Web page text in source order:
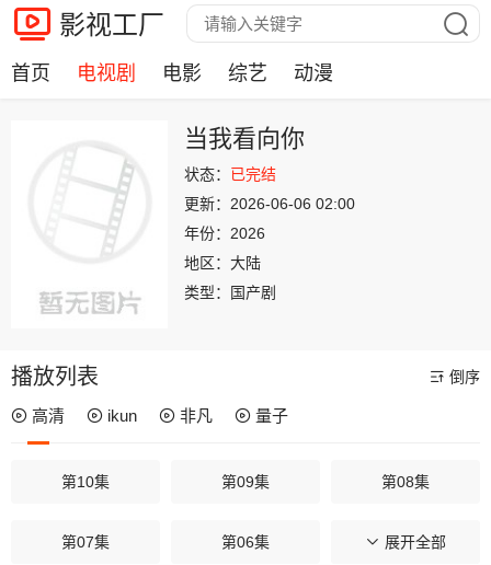
影视工厂
首页 电视剧 电影 综艺 动漫
当我看向你
状态： 已完结
更新： 2026-06-06 02:00
年份： 2026
地区： 大陆
类型：
国产剧
播放列表 倒序
高清 ikun 非凡 量子
第10集 第09集 第08集
第07集 第06集 第05集
展开全部